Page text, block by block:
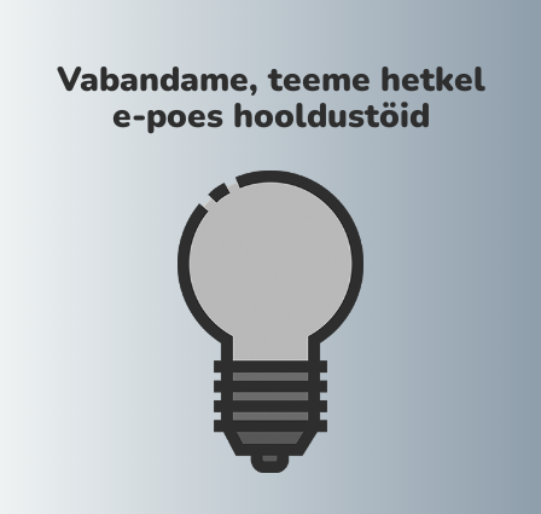
Vabandame, teeme hetkel
e-poes hooldustöid